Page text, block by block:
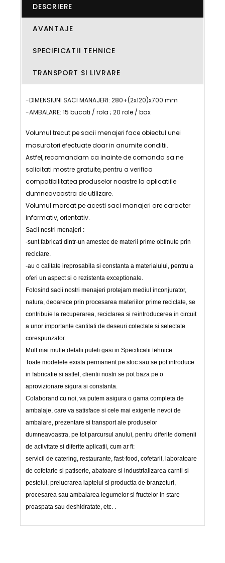
DESCRIERE
AVANTAJE
SPECIFICATII TEHNICE
TRANSPORT SI LIVRARE
-DIMENSIUNI SACI MANAJERI: 280+(2x120)x700 mm
-AMBALARE: 15 bucati / rola ; 20 role / bax
Volumul trecut pe sacii menajeri face obiectul unei
masuratori efectuate doar in anumite conditii.
Astfel, recomandam ca inainte de comanda sa ne
solicitati mostre gratuite, pentru a verifica
compatibilitatea produselor noastre la aplicatiile
dumneavoastra de utilizare.
Volumul marcat pe acesti saci manajeri are caracter
informativ, orientativ.
Sacii nostri menajeri :
-sunt fabricati dintr-un amestec de materii prime obtinute prin
reciclare.
-au o calitate ireprosabila si constanta a materialului, pentru a
oferi un aspect si o rezistenta exceptionale.
Folosind sacii nostri menajeri protejam mediul inconjurator,
natura, deoarece prin procesarea materiilor prime reciclate, se
contribuie la recuperarea, reciclarea si reintroducerea in circuit
a unor importante cantitati de deseuri colectate si selectate
corespunzator.
Mult mai multe detalii puteti gasi in Specificatii tehnice.
Toate modelele exista permanent pe stoc sau se pot introduce
in fabricatie si astfel, clientii nostri se pot baza pe o
aprovizionare sigura si constanta.
Colaborand cu noi, va putem asigura o gama completa de
ambalaje, care va satisface si cele mai exigente nevoi de
ambalare, prezentare si transport ale produselor
dumneavoastra, pe tot parcursul anului, pentru diferite domenii
de activitate si diferite aplicatii, cum ar fi:
servicii de catering, restaurante, fast-food, cofetarii, laboratoare
de cofetarie si patiserie, abatoare si industrializarea carnii si
pestelui, prelucrarea laptelui si productia de branzeturi,
procesarea sau ambalarea legumelor si fructelor in stare
proaspata sau deshidratate, etc. .